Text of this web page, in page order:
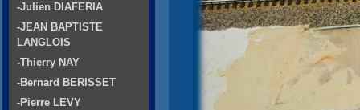
-Julien DIAFERIA
-JEAN BAPTISTE
LANGLOIS
-Thierry NAY
-Bernard BERISSET
-Pierre LEVY